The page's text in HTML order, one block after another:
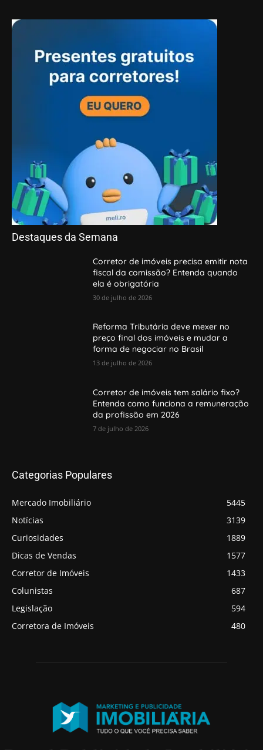
Destaques da Semana
Corretor de imóveis precisa emitir nota
fiscal da comissão? Entenda quando
ela é obrigatória
30 de julho de 2026
Reforma Tributária deve mexer no
preço final dos imóveis e mudar a
forma de negociar no Brasil
13 de julho de 2026
Corretor de imóveis tem salário fixo?
Entenda como funciona a remuneração
da profissão em 2026
7 de julho de 2026
Categorias Populares
Mercado Imobiliário
5445
Notícias
3139
Curiosidades
1889
Dicas de Vendas
1577
Corretor de Imóveis
1433
Colunistas
687
Legislação
594
Corretora de Imóveis
480